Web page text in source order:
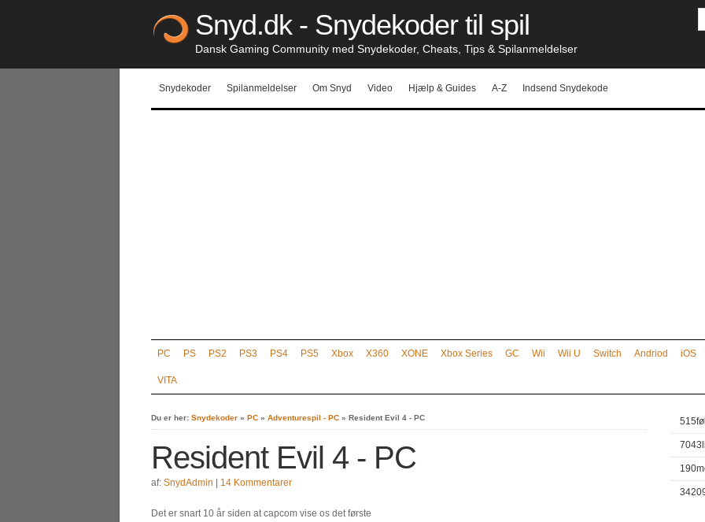
Snyd.dk - Snydekoder til spil
Dansk Gaming Community med Snydekoder, Cheats, Tips & Spilanmeldelser
Snydekoder Spilanmeldelser Om Snyd Video Hjælp & Guides A-Z Indsend Snydekode
PC PS PS2 PS3 PS4 PS5 Xbox X360 XONE Xbox Series GC Wii Wii U Switch Andriod iOS
VITA
Du er her: Snydekoder » PC » Adventurespil - PC » Resident Evil 4 - PC
Resident Evil 4 - PC
af: SnydAdmin 14 Kommentarer
Det er snart 10 år siden at capcom vise os det første
515
7043
190